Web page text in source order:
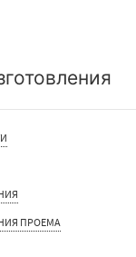
ПРОЕМА